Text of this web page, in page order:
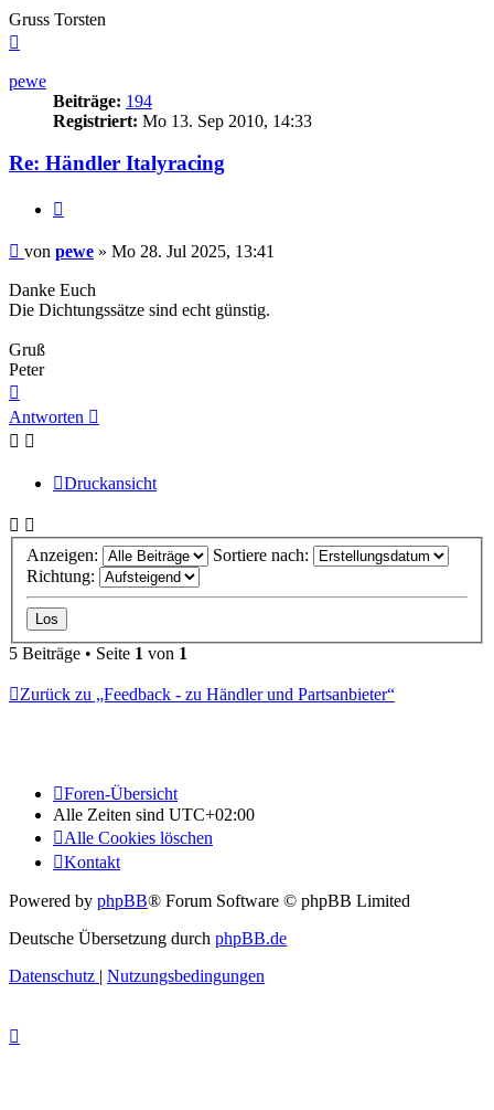
Gruss Torsten
pewe
Beiträge: 194
Registriert: Mo 13. Sep 2010, 14:33
Re: Händler Italyracing
Beitrag
von pewe » Mo 28. Jul 2025, 13:41
Danke Euch
Die Dichtungssätze sind echt günstig.
Gruß
Peter
oben
Antworten
Druckansicht
Anzeigen:
Sortiere nach:
Richtung:
5 Beiträge • Seite 1 von 1
Zurück zu „Feedback - zu Händler und Partsanbieter“
Foren-Übersicht
Alle Zeiten sind UTC+02:00
Alle Cookies löschen
Kontakt
Powered by phpBB® Forum Software © phpBB Limited
Deutsche Übersetzung durch phpBB.de
Datenschutz | Nutzungsbedingungen